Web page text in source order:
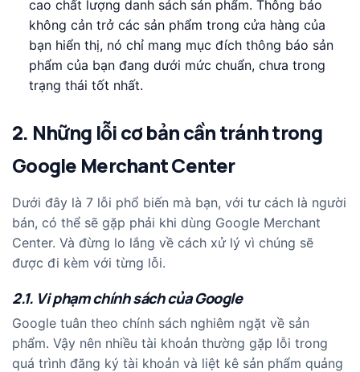
cao chất lượng danh sách sản phẩm. Thông báo
không cản trở các sản phẩm trong cửa hàng của
bạn hiển thị, nó chỉ mang mục đích thông báo sản
phẩm của bạn đang dưới mức chuẩn, chưa trong
trạng thái tốt nhất.
2. Những lỗi cơ bản cần tránh trong
Google Merchant Center
Dưới đây là 7 lỗi phổ biến mà bạn, với tư cách là người
bán, có thể sẽ gặp phải khi dùng Google Merchant
Center. Và đừng lo lắng về cách xử lý vì chúng sẽ
được đi kèm với từng lỗi.
2.1. Vi phạm chính sách của Google
Google tuân theo chính sách nghiêm ngặt về sản
phẩm. Vậy nên nhiều tài khoản thường gặp lỗi trong
quá trình đăng ký tài khoản và liệt kê sản phẩm quảng